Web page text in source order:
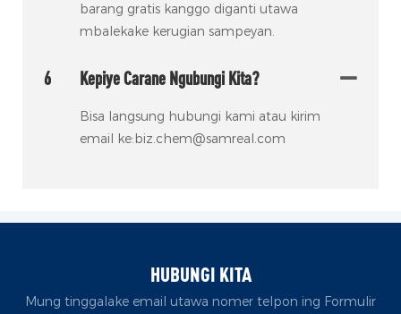
barang gratis kanggo diganti utawa
mbalekake kerugian sampeyan.
6 Kepiye Carane Ngubungi Kita?
Bisa langsung hubungi kami atau kirim
email ke:biz.chem@samreal.com
HUBUNGI KITA
Mung tinggalake email utawa nomer telpon ing Formulir